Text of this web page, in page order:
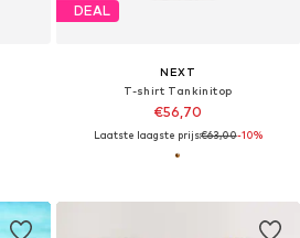
DEAL
NEXT
T-shirt Tankinitop
€56,70
Laatste laagste prijs:€63,00-10%